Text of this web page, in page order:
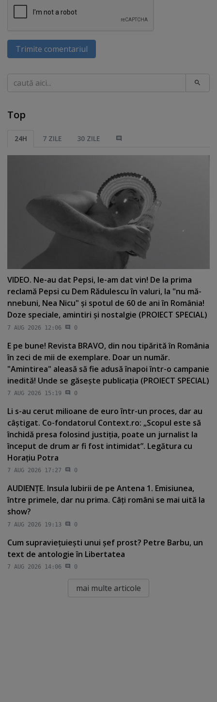
Trimite comentariul
Caută
Top
24H 7 ZILE 30 ZILE
VIDEO. Ne-au dat Pepsi, le-am dat vin! De la prima
reclamă Pepsi cu Dem Rădulescu în valuri, la "nu mă-
nnebuni, Nea Nicu" şi spotul de 60 de ani în România!
Doze speciale, amintiri şi nostalgie (PROIECT SPECIAL)
7 AUG 2026 12:06 0
E pe bune! Revista BRAVO, din nou tipărită în România
în zeci de mii de exemplare. Doar un număr.
"Amintirea" aleasă să fie adusă înapoi într-o campanie
inedită! Unde se găseşte publicaţia (PROIECT SPECIAL)
7 AUG 2026 15:19 0
Li s-au cerut milioane de euro într-un proces, dar au
câştigat. Co-fondatorul Context.ro: „Scopul este să
închidă presa folosind justiţia, poate un jurnalist la
început de drum ar fi fost intimidat”. Legătura cu
Horaţiu Potra
7 AUG 2026 17:27 0
AUDIENŢE. Insula Iubirii de pe Antena 1. Emisiunea,
între primele, dar nu prima. Câţi români se mai uită la
show?
7 AUG 2026 19:13 0
Cum supravieţuieşti unui şef prost? Petre Barbu, un
text de antologie în Libertatea
7 AUG 2026 14:06 0
mai multe articole